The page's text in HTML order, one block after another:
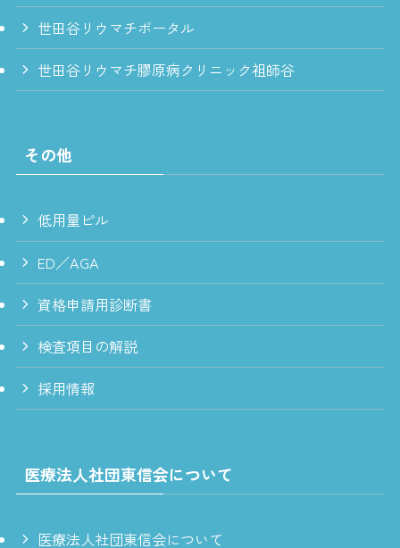
世田谷リウマチポータル
世田谷リウマチ膠原病クリニック祖師谷
その他
低用量ピル
ED／AGA
資格申請用診断書
検査項目の解説
採用情報
医療法人社団東信会について
医療法人社団東信会について